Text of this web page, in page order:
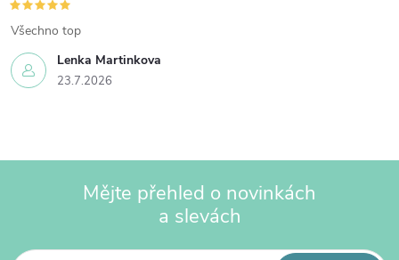
ý
p
i
s
Lenka Martinkova
23.7.2026
Všechno top
Mějte přehled o novinkách
a slevách